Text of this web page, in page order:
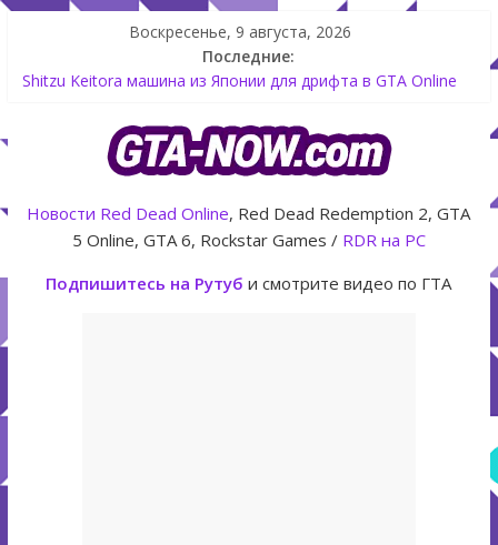
Воскресенье, 9 августа, 2026
Последние:
Как создать аккаунт Rockstar Games Social Club инструкция
The Kortz Center Heist — новое ограбление появится в
GTA Online уже 14 июля
GTA Online: Rockstar запускает программу Fine Art Collector
Летнее обновление для GTA 5 Online The Kortz Center Heist
Новости Red Dead Online, Red Dead Redemption 2, GTA
5 Online, GTA 6, Rockstar Games / RDR на PC
Подпишитесь на Рутуб и смотрите видео по ГТА